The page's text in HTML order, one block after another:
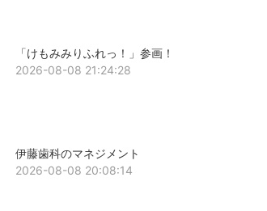
「けもみみりふれっ！」参画！
2026-08-08 21:24:28
伊藤歯科のマネジメント
2026-08-08 20:08:14